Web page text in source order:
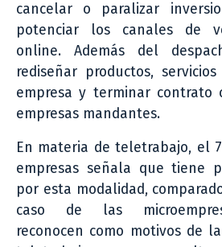
cancelar o paralizar
potenciar los canales de
online. Además del
rediseñar productos,
empresa y terminar contrato
empresas mandantes.
En materia de teletrabajo, el
empresas señala que tiene
por esta modalidad,
caso de las
reconocen como motivos de